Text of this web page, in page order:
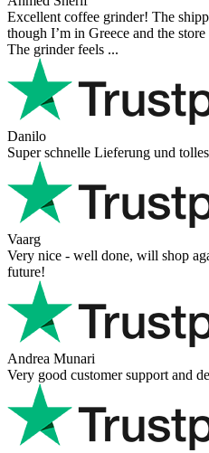
Excellent coffee grinder! The
though I’m in Greece and the
The grinder feels ...
Danilo
Super schnelle Lieferung und
Vaarg
Very nice - well done, will shop
future!
Andrea Munari
Very good customer support and